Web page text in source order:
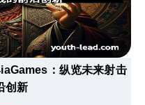
：纵览未来射击
创新